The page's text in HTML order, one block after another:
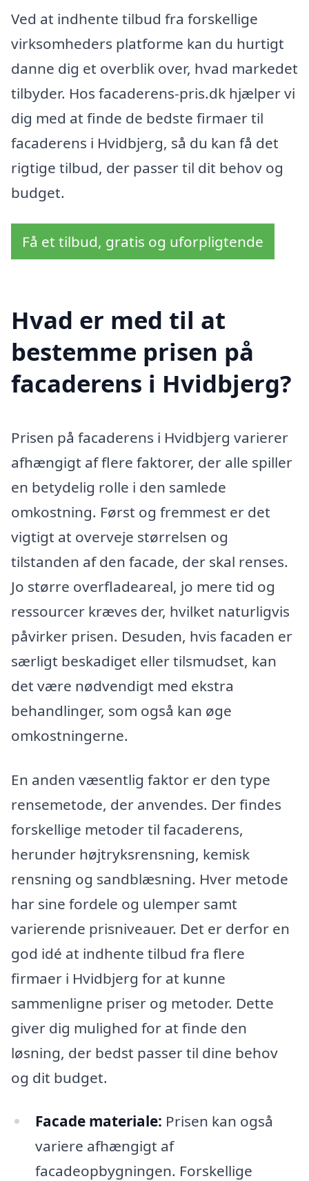
Ved at indhente tilbud fra forskellige
virksomheders platforme kan du hurtigt
danne dig et overblik over, hvad markedet
tilbyder. Hos facaderens-pris.dk hjælper vi
dig med at finde de bedste firmaer til
facaderens i Hvidbjerg, så du kan få det
rigtige tilbud, der passer til dit behov og
budget.
Få et tilbud, gratis og uforpligtende
Hvad er med til at
bestemme prisen på
facaderens i Hvidbjerg?
Prisen på facaderens i Hvidbjerg varierer
afhængigt af flere faktorer, der alle spiller
en betydelig rolle i den samlede
omkostning. Først og fremmest er det
vigtigt at overveje størrelsen og
tilstanden af den facade, der skal renses.
Jo større overfladeareal, jo mere tid og
ressourcer kræves der, hvilket naturligvis
påvirker prisen. Desuden, hvis facaden er
særligt beskadiget eller tilsmudset, kan
det være nødvendigt med ekstra
behandlinger, som også kan øge
omkostningerne.
En anden væsentlig faktor er den type
rensemetode, der anvendes. Der findes
forskellige metoder til facaderens,
herunder højtryksrensning, kemisk
rensning og sandblæsning. Hver metode
har sine fordele og ulemper samt
varierende prisniveauer. Det er derfor en
god idé at indhente tilbud fra flere
firmaer i Hvidbjerg for at kunne
sammenligne priser og metoder. Dette
giver dig mulighed for at finde den
løsning, der bedst passer til dine behov
og dit budget.
Facade materiale: Prisen kan også
variere afhængigt af
facadeopbygningen. Forskellige